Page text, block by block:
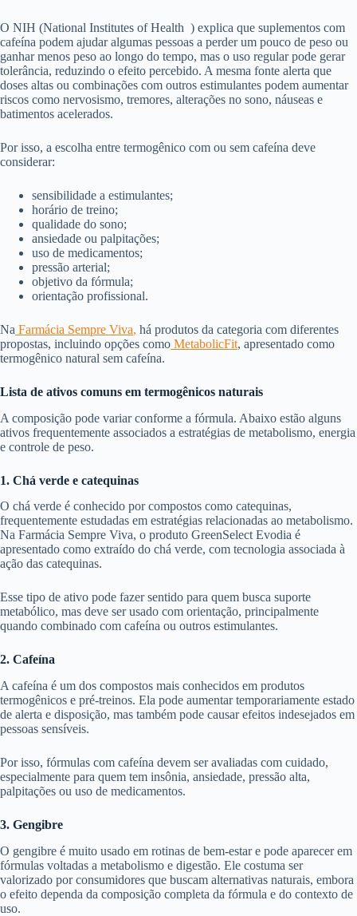
O NIH (National Institutes of Health ) explica que suplementos com
cafeína podem ajudar algumas pessoas a perder um pouco de peso ou
ganhar menos peso ao longo do tempo, mas o uso regular pode gerar
tolerância, reduzindo o efeito percebido. A mesma fonte alerta que
doses altas ou combinações com outros estimulantes podem aumentar
riscos como nervosismo, tremores, alterações no sono, náuseas e
batimentos acelerados.
Por isso, a escolha entre termogênico com ou sem cafeína deve
considerar:
sensibilidade a estimulantes;
horário de treino;
qualidade do sono;
ansiedade ou palpitações;
uso de medicamentos;
pressão arterial;
objetivo da fórmula;
orientação profissional.
Na Farmácia Sempre Viva, há produtos da categoria com diferentes
propostas, incluindo opções como MetabolicFit, apresentado como
termogênico natural sem cafeína.
Lista de ativos comuns em termogênicos naturais
A composição pode variar conforme a fórmula. Abaixo estão alguns
ativos frequentemente associados a estratégias de metabolismo, energia
e controle de peso.
1. Chá verde e catequinas
O chá verde é conhecido por compostos como catequinas,
frequentemente estudadas em estratégias relacionadas ao metabolismo.
Na Farmácia Sempre Viva, o produto GreenSelect Evodia é
apresentado como extraído do chá verde, com tecnologia associada à
ação das catequinas.
Esse tipo de ativo pode fazer sentido para quem busca suporte
metabólico, mas deve ser usado com orientação, principalmente
quando combinado com cafeína ou outros estimulantes.
2. Cafeína
A cafeína é um dos compostos mais conhecidos em produtos
termogênicos e pré-treinos. Ela pode aumentar temporariamente estado
de alerta e disposição, mas também pode causar efeitos indesejados em
pessoas sensíveis.
Por isso, fórmulas com cafeína devem ser avaliadas com cuidado,
especialmente para quem tem insônia, ansiedade, pressão alta,
palpitações ou uso de medicamentos.
3. Gengibre
O gengibre é muito usado em rotinas de bem-estar e pode aparecer em
fórmulas voltadas a metabolismo e digestão. Ele costuma ser
valorizado por consumidores que buscam alternativas naturais, embora
o efeito dependa da composição completa da fórmula e do contexto de
uso.